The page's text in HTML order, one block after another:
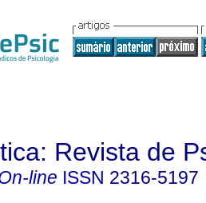
Revista de
line ISSN 2316-5197